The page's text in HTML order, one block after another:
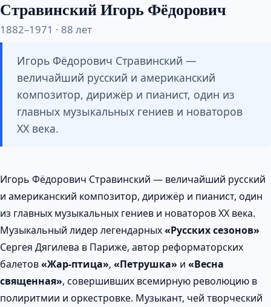
Стравинский Игорь Фёдорович
1882–1971 · 88 лет
Игорь Фёдорович Стравинский —
величайший русский и американский
композитор, дирижёр и пианист, один из
главных музыкальных гениев и новаторов
XX века.
Игорь Фёдорович Стравинский — величайший русский
и американский композитор, дирижёр и пианист, один
из главных музыкальных гениев и новаторов XX века.
Музыкальный лидер легендарных«Русских сезонов»
Сергея Дягилева в Париже, автор реформаторских
балетов«Жар-птица», «Петрушка» и «Весна
священная», совершивших всемирную революцию в
полиритмии и оркестровке. Музыкант, чей творческий